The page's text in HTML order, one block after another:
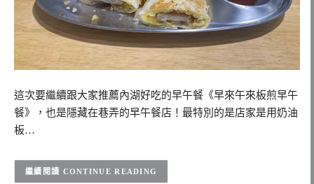
這次要繼續跟大家推薦內湖好吃的早午餐《早來午來板煎早午
餐》，也是隱藏在巷弄的早午餐店！最特別的是店家是用奶油
板…
CONTINUE READING